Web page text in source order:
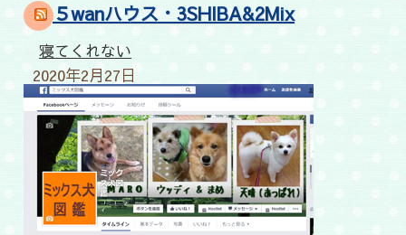
５wanハウス・3SHIBA&2Mix
寝てくれない
2020年2月27日